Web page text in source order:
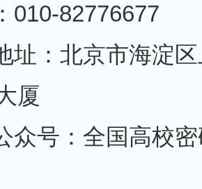
010-82776677
址：北京市海淀
厦
众号：全国高校